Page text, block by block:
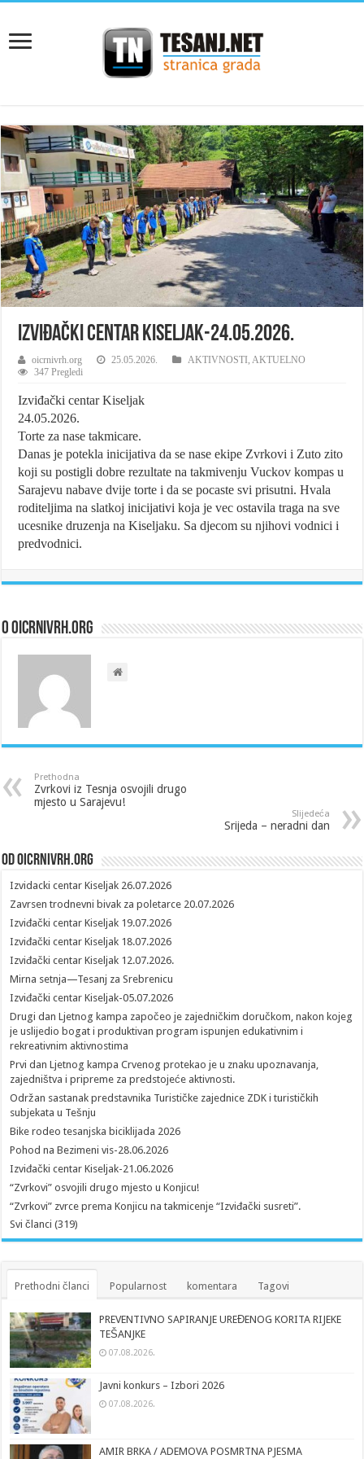
Izviđački centar Kiseljak-24.05.2026.
oicrnivrh.org 25.05.2026. AKTIVNOSTI AKTUELNO
347 Pregledi
Izviđački centar Kiseljak
24.05.2026.
Torte za nase takmicare.
Danas je potekla inicijativa da se nase ekipe Zvrkovi i Zuto zito
koji su postigli dobre rezultate na takmivenju Vuckov kompas u
Sarajevu nabave dvije torte i da se pocaste svi prisutni. Hvala
roditeljima na slatkoj inicijativi koja je vec ostavila traga na sve
ucesnike druzenja na Kiseljaku. Sa djecom su njihovi vodnici i
predvodnici.
O oicrnivrh.org
Prethodna
Zvrkovi iz Tesnja osvojili drugo
mjesto u Sarajevu!
Slijedeća
Srijeda – neradni dan
Od oicrnivrh.org
Izvidacki centar Kiseljak 26.07.2026
Zavrsen trodnevni bivak za poletarce 20.07.2026
Izviđački centar Kiseljak 19.07.2026
Izviđački centar Kiseljak 18.07.2026
Izviđački centar Kiseljak 12.07.2026.
Mirna setnja—Tesanj za Srebrenicu
Izviđački centar Kiseljak-05.07.2026
Drugi dan Ljetnog kampa započeo je zajedničkim doručkom, nakon kojeg
je uslijedio bogat i produktivan program ispunjen edukativnim i
rekreativnim aktivnostima
Prvi dan Ljetnog kampa Crvenog protekao je u znaku upoznavanja,
zajedništva i pripreme za predstojeće aktivnosti.
Održan sastanak predstavnika Turističke zajednice ZDK i turističkih
subjekata u Tešnju
Bike rodeo tesanjska biciklijada 2026
Pohod na Bezimeni vis-28.06.2026
Izviđački centar Kiseljak-21.06.2026
“Zvrkovi” osvojili drugo mjesto u Konjicu!
“Zvrkovi” zvrce prema Konjicu na takmicenje “Izviđački susreti”.
Svi članci (319)
Prethodni članci Popularnost komentara Tagovi
PREVENTIVNO SAPIRANJE UREĐENOG KORITA RIJEKE
TEŠANJKE
07.08.2026.
Javni konkurs – Izbori 2026
07.08.2026.
AMIR BRKA / ADEMOVA POSMRTNA PJESMA